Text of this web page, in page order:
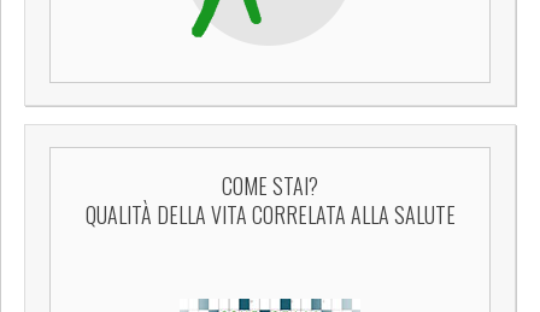
COME STAI?
QUALITÀ DELLA VITA CORRELATA ALLA SALUTE